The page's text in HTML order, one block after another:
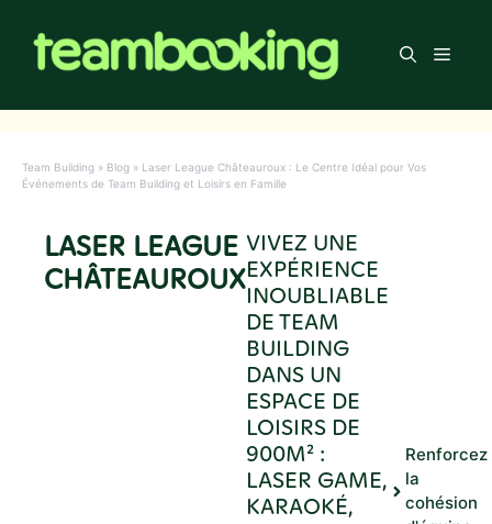
contenu
Menu
Team Building » Blog » Laser League Châteauroux : Le Centre Idéal pour Vos
Événements de Team Building et Loisirs en Famille
LASER LEAGUE
CHÂTEAUROUX
VIVEZ UNE
EXPÉRIENCE
INOUBLIABLE
DE TEAM
BUILDING
DANS UN
ESPACE DE
LOISIRS DE
900M² :
LASER GAME,
KARAOKÉ,
Renforcez
la
cohésion